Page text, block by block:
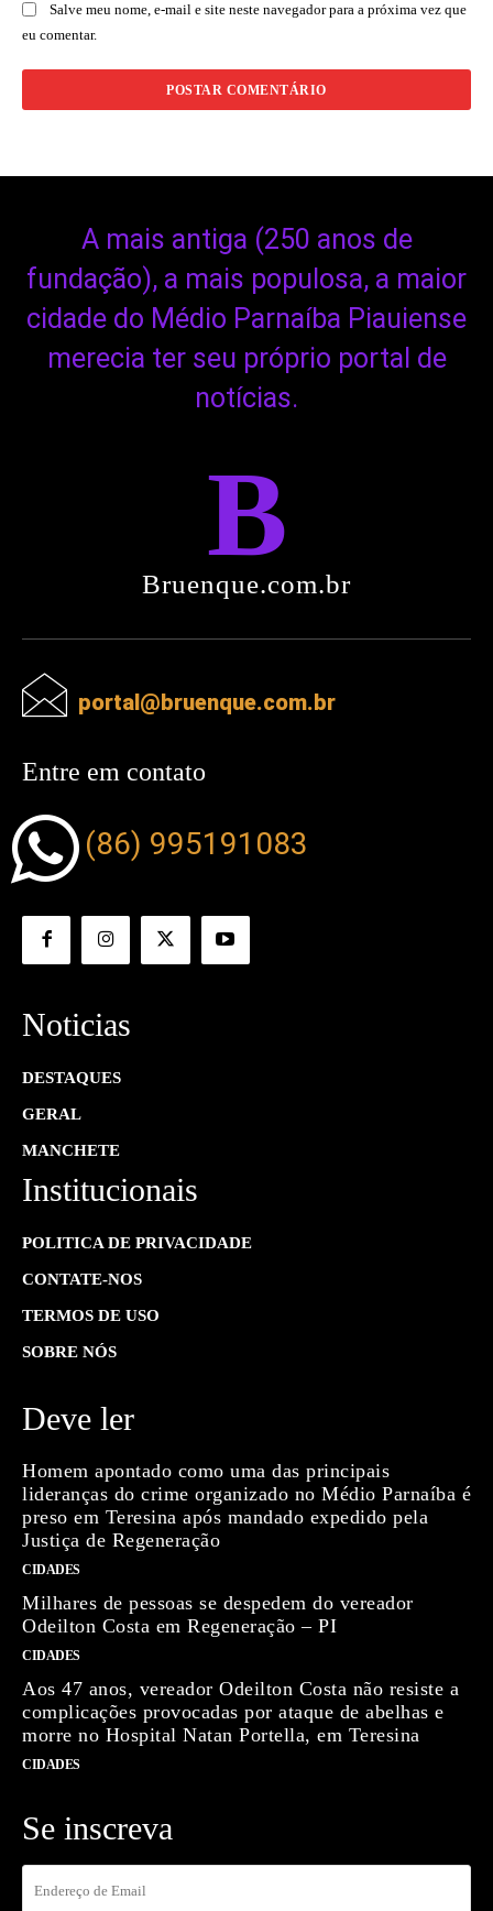
Salve meu nome, e-mail e site neste navegador para a próxima vez que
eu comentar.
A mais antiga (250 anos de
fundação), a mais populosa, a maior
cidade do Médio Parnaíba Piauiense
merecia ter seu próprio portal de
notícias.
B
Bruenque.com.br
portal@bruenque.com.br
Entre em contato
(86) 995191083
Noticias
DESTAQUES
GERAL
MANCHETE
Institucionais
POLITICA DE PRIVACIDADE
CONTATE-NOS
TERMOS DE USO
SOBRE NÓS
Deve ler
Homem apontado como uma das principais
lideranças do crime organizado no Médio Parnaíba é
preso em Teresina após mandado expedido pela
Justiça de Regeneração
CIDADES
Milhares de pessoas se despedem do vereador
Odeilton Costa em Regeneração – PI
CIDADES
Aos 47 anos, vereador Odeilton Costa não resiste a
complicações provocadas por ataque de abelhas e
morre no Hospital Natan Portella, em Teresina
CIDADES
Se inscreva